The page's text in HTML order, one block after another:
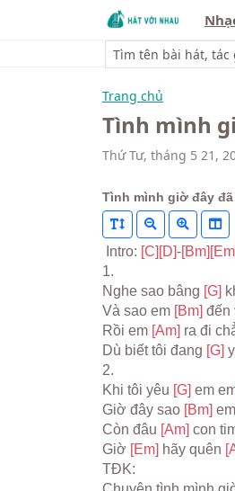
Trang chủ
Tình mình
Thứ Tư, tháng 5 21,
Tình mình giờ đây
Intro: [C] [D]-[Bm]
1.
Nghe sao bâng [G]
Và sao em [Bm] đến
Rồi em [Am] ra đi
Dù biết tôi đang [G]
2.
Khi tôi yêu [G] em
Giờ đây sao [Bm]
Còn đâu [Am] con
Giờ [Em] hãy quên
TĐK: